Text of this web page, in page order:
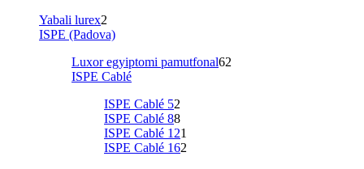
Yabali lurex2
ISPE (Padova)
Luxor egyiptomi pamutfonal62
ISPE Cablé
ISPE Cablé 52
ISPE Cablé 88
ISPE Cablé 121
ISPE Cablé 162